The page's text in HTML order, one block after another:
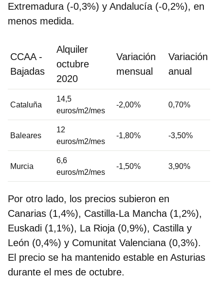
Extremadura (-0,3%) y Andalucía (-0,2%), en
menos medida.
CCAA -
Bajadas
Alquiler
octubre
2020
Variación
mensual
Variación
anual
Cataluña
14,5
euros/m2/mes
-2,00% 0,70%
Baleares
12
euros/m2/mes
-1,80% -3,50%
Murcia
6,6
euros/m2/mes
-1,50% 3,90%
Por otro lado, los precios subieron en
Canarias (1,4%), Castilla-La Mancha (1,2%),
Euskadi (1,1%), La Rioja (0,9%), Castilla y
León (0,4%) y Comunitat Valenciana (0,3%).
El precio se ha mantenido estable en Asturias
durante el mes de octubre.